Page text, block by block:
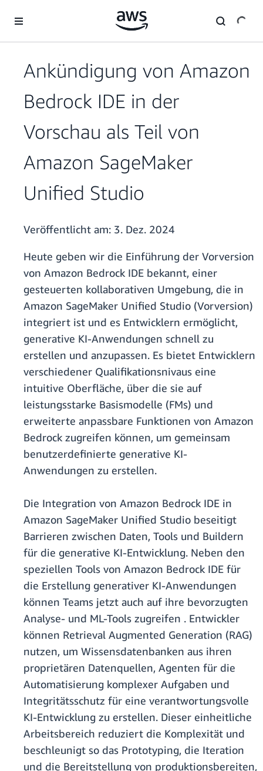
Überspringen zum Hauptinhalt
Ankündigung von Amazon
Bedrock IDE in der
Vorschau als Teil von
Amazon SageMaker
Unified Studio
Veröffentlicht am: 3. Dez. 2024
Heute geben wir die Einführung der Vorversion
von Amazon Bedrock IDE bekannt, einer
gesteuerten kollaborativen Umgebung, die in
Amazon SageMaker Unified Studio (Vorversion)
integriert ist und es Entwicklern ermöglicht,
generative KI-Anwendungen schnell zu
erstellen und anzupassen. Es bietet Entwicklern
verschiedener Qualifikationsnivaus eine
intuitive Oberfläche, über die sie auf
leistungsstarke Basismodelle (FMs) und
erweiterte anpassbare Funktionen von Amazon
Bedrock zugreifen können, um gemeinsam
benutzerdefinierte generative KI-
Anwendungen zu erstellen.
Die Integration von Amazon Bedrock IDE in
Amazon SageMaker Unified Studio beseitigt
Barrieren zwischen Daten, Tools und Buildern
für die generative KI-Entwicklung. Neben den
speziellen Tools von Amazon Bedrock IDE für
die Erstellung generativer KI-Anwendungen
können Teams jetzt auch auf ihre bevorzugten
Analyse- und ML-Tools zugreifen . Entwickler
können Retrieval Augmented Generation (RAG)
nutzen, um Wissensdatenbanken aus ihren
proprietären Datenquellen, Agenten für die
Automatisierung komplexer Aufgaben und
Integritätsschutz für eine verantwortungsvolle
KI-Entwicklung zu erstellen. Dieser einheitliche
Arbeitsbereich reduziert die Komplexität und
beschleunigt so das Prototyping, die Iteration
und die Bereitstellung von produktionsbereiten,